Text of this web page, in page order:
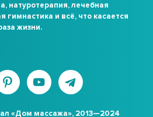
натуротерапия, лечебная
гимнастика и всё, что касается
жизни.
«Дом массажа», 2013—2024